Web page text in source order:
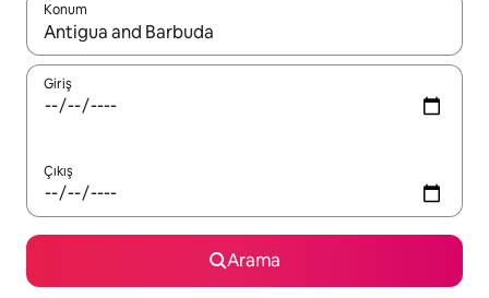
Konum
Sonuçlar kullanılabilir olduğunda yukarı ve aşağı oklarıyla
Giriş
Çıkış
Arama